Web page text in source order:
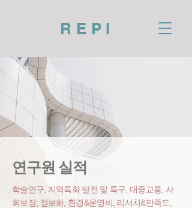
REPI
연구원 실적
학술연구, 지역특화 발전 및 특구, 대중교통, 사
회보장, 정보화, 환경&운영비 , 리서치&만족도,